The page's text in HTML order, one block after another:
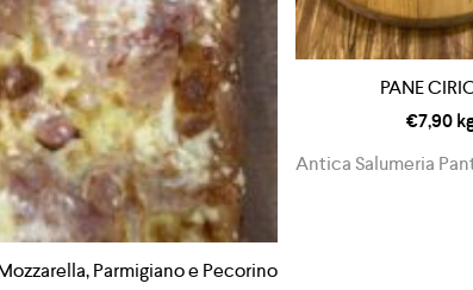
Parmigiano e Pecorino
PANE
€7,90
Antica Salumeria